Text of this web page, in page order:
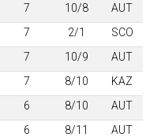
7 10/8
AUT
7 2/1
SCO
7 10/9
AUT
7 8/10
KAZ
6 8/10
AUT
6 8/11
AUT